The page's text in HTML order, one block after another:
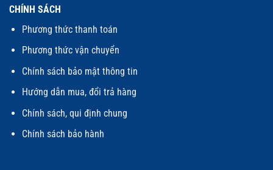
CHÍNH SÁCH
Phương thức thanh toán
Phương thức vận chuyển
Chính sách bảo mật thông tin
Hướng dẫn mua, đổi trả hàng
Chính sách, qui định chung
Chính sách bảo hành